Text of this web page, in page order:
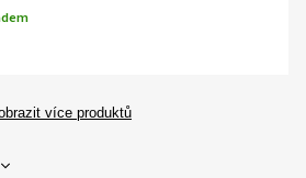
více produktů